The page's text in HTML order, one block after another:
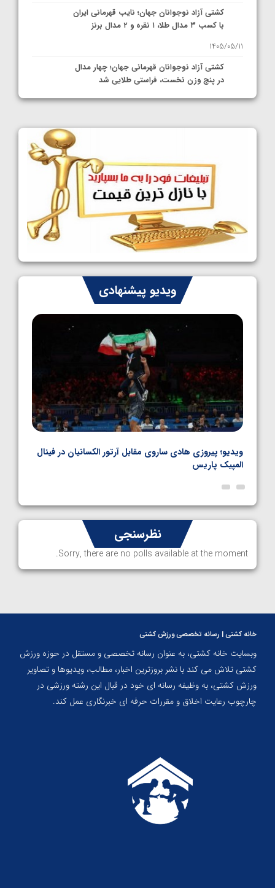
کشتی آزاد نوجوانان جهان؛ نایب قهرمانی ایران
با کسب ۳ مدال طلا، ۱ نقره و ۲ مدال برنز
1405/05/11
کشتی آزاد نوجوانان قهرمانی جهان؛ چهار مدال
در پنج وزن نخست، فراستی طلایی شد
1405/05/11
کشتی آزاد نوجوانان جهان؛ رقبای نمایندگان
ایران مشخص شدند
1405/05/08
کشتی فرنگی نوجوانان جهان؛ سکوی تیمی
سوم برای ایران
1405/05/07
ایران چشم به راه چهار مدال در پنج وزن دوم
کشتی فرنگی نوجوانان جهان
1405/05/06
ویدیو پیشنهادی
ویدیو؛ پیروزی هادی ساروی مقابل آرتور الکسانیان در فینال
المپیک پاریس
نظرسنجی
Sorry, there are no polls available at the moment.
خانه کشتی | رسانه تخصصی ورزش کشتی
وبسایت خانه کشتی، به عنوان رسانه تخصصی و مستقل در حوزه ورزش
کشتی تلاش می کند با نشر بروزترین اخبار، مطالب، ویدیوها و تصاویر
ورزش کشتی، به وظیفه رسانه ای خود در قبال این رشته ورزشی در
چارچوب رعایت اخلاق و مقررات حرفه ای خبرنگاری عمل کند.